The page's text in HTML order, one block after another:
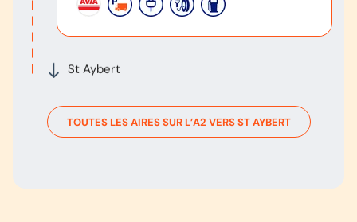
St Aybert
TOUTES LES AIRES SUR L’A2 VERSST AYBERT